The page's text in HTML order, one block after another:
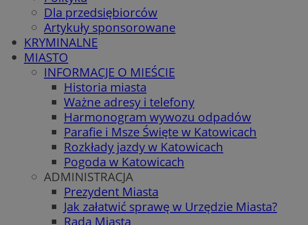
Dla przedsiębiorców
Artykuły sponsorowane
KRYMINALNE
MIASTO
INFORMACJE O MIEŚCIE
Historia miasta
Ważne adresy i telefony
Harmonogram wywozu odpadów
Parafie i Msze Święte w Katowicach
Rozkłady jazdy w Katowicach
Pogoda w Katowicach
ADMINISTRACJA
Prezydent Miasta
Jak załatwić sprawę w Urzędzie Miasta?
Rada Miasta